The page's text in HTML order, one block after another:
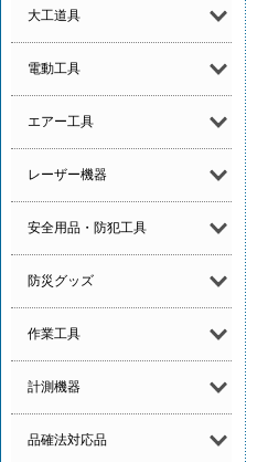
大工道具
電動工具
エアー工具
レーザー機器
安全用品・防犯工具
防災グッズ
作業工具
計測機器
品確法対応品